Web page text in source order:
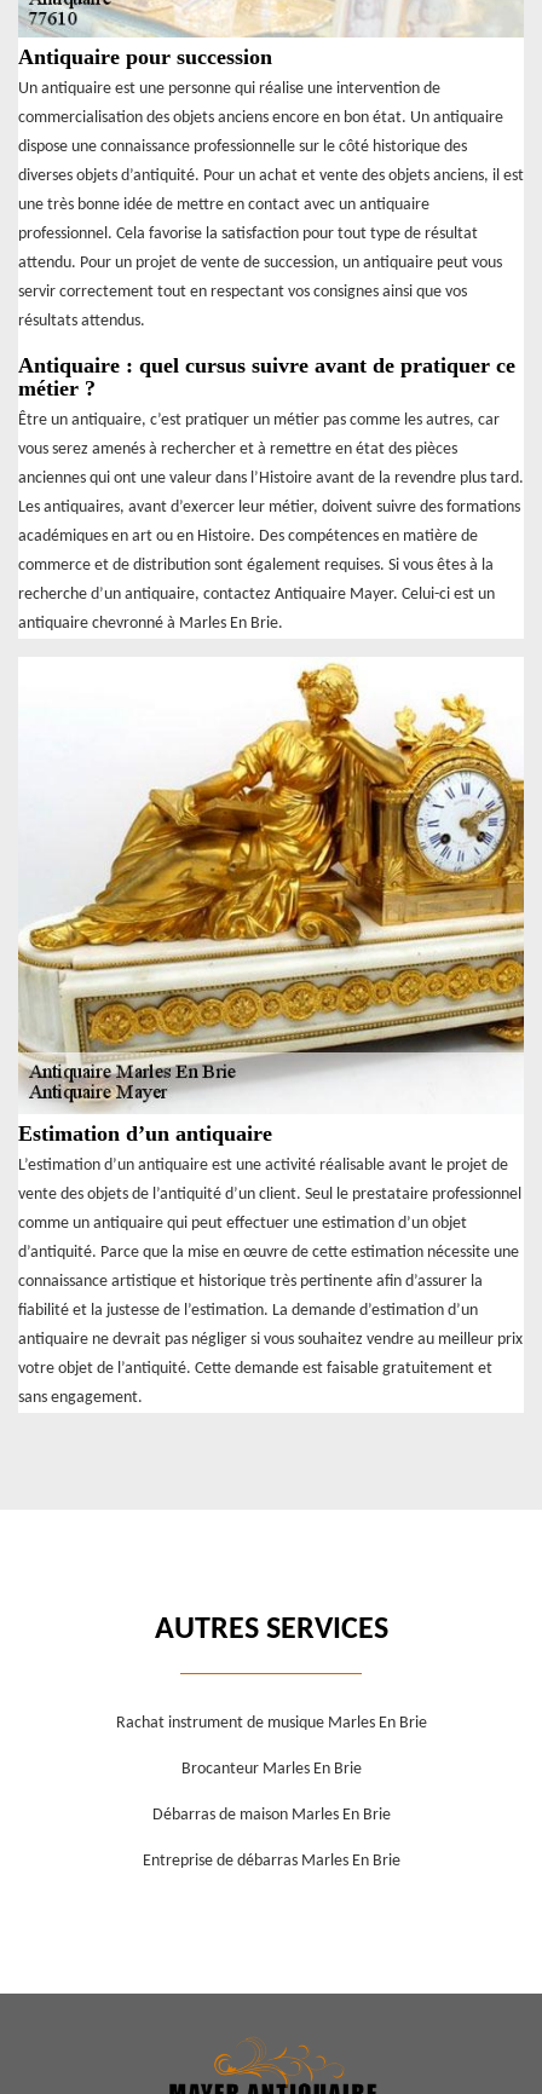
Antiquaire pour succession
Un antiquaire est une personne qui réalise une intervention de
commercialisation des objets anciens encore en bon état. Un antiquaire
dispose une connaissance professionnelle sur le côté historique des
diverses objets d’antiquité. Pour un achat et vente des objets anciens, il est
une très bonne idée de mettre en contact avec un antiquaire
professionnel. Cela favorise la satisfaction pour tout type de résultat
attendu. Pour un projet de vente de succession, un antiquaire peut vous
servir correctement tout en respectant vos consignes ainsi que vos
résultats attendus.
Antiquaire : quel cursus suivre avant de pratiquer ce
métier ?
Être un antiquaire, c’est pratiquer un métier pas comme les autres, car
vous serez amenés à rechercher et à remettre en état des pièces
anciennes qui ont une valeur dans l’Histoire avant de la revendre plus tard.
Les antiquaires, avant d’exercer leur métier, doivent suivre des formations
académiques en art ou en Histoire. Des compétences en matière de
commerce et de distribution sont également requises. Si vous êtes à la
recherche d’un antiquaire, contactez Antiquaire Mayer. Celui-ci est un
antiquaire chevronné à Marles En Brie.
Estimation d’un antiquaire
L’estimation d’un antiquaire est une activité réalisable avant le projet de
vente des objets de l’antiquité d’un client. Seul le prestataire professionnel
comme un antiquaire qui peut effectuer une estimation d’un objet
d’antiquité. Parce que la mise en œuvre de cette estimation nécessite une
connaissance artistique et historique très pertinente afin d’assurer la
fiabilité et la justesse de l’estimation. La demande d’estimation d’un
antiquaire ne devrait pas négliger si vous souhaitez vendre au meilleur prix
votre objet de l’antiquité. Cette demande est faisable gratuitement et
sans engagement.
AUTRES SERVICES
Rachat instrument de musique Marles En Brie
Brocanteur Marles En Brie
Débarras de maison Marles En Brie
Entreprise de débarras Marles En Brie